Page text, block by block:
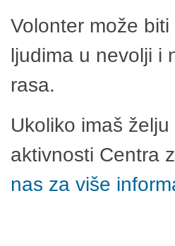
Volonter može
ljudima u nevolji i
rasa.
Ukoliko imaš
aktivnosti Centra
nas za više